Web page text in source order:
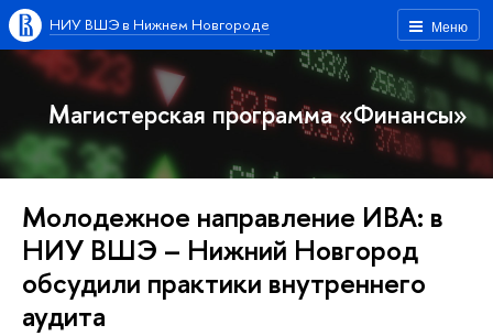
Меню
НИУ ВШЭ в Нижнем Новгороде
Магистерская программа «Финансы»
Молодежное направление ИВА: в
НИУ ВШЭ – Нижний Новгород
обсудили практики внутреннего
аудита